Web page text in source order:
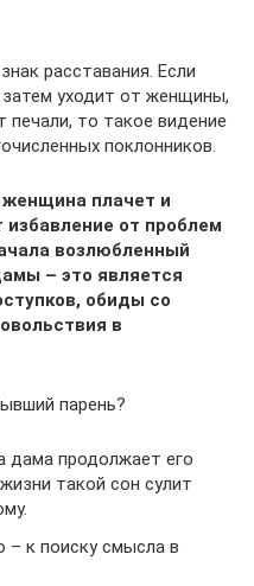
расставания. Если
уходит от женщины,
печали, то такое видение
поклонников.
плачет и
от проблем
возлюбленный
– это является
обиды со
в
парень?
дама продолжает его
такой сон сулит
к поиску смысла в